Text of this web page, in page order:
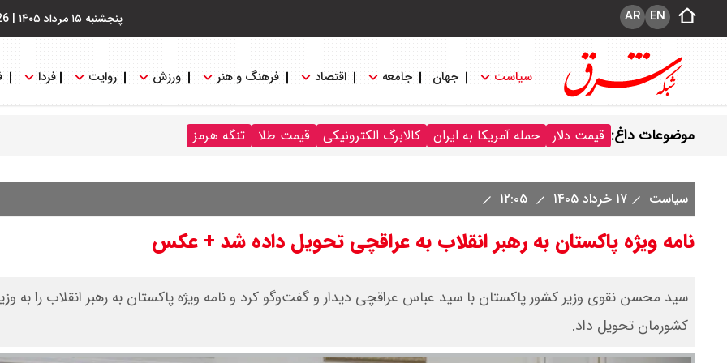
پنجشنبه ۱۵ مرداد ۱۴۰۵ | EN
AR
سیاست جهان جامعه اقتصاد فرهنگ و هنر ورزش روایت فردا
موضوعات داغ: قیمت دلار حمله آمریکا به ایران کالابرگ الکترونیکی قیمت طلا تنگه هرمز
سیاست ۱۷ خرداد ۱۴۰۵
نامه ویژه پاکستان به رهبر انقلاب به عراقچی تحویل داده شد + عکس
سید محسن نقوی وزیر کشور پاکستان با سید عباس عراقچی دیدار و گفت‌وگو کرد و نامه ویژه پاکستان به رهبر انقلاب را به
کشورمان تحویل داد.